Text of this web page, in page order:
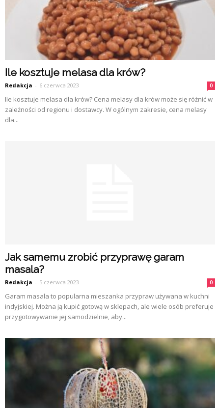
Ile kosztuje melasa dla krów?
Redakcja - 6 czerwca 2023 0
Ile kosztuje melasa dla krów? Cena melasy dla krów może się różnić w
zależności od regionu i dostawcy. W ogólnym zakresie, cena melasy
dla...
Jak samemu zrobić przyprawę garam
masala?
Redakcja - 5 czerwca 2023 0
Garam masala to popularna mieszanka przypraw używana w kuchni
indyjskiej. Można ją kupić gotową w sklepach, ale wiele osób preferuje
przygotowywanie jej samodzielnie, aby...